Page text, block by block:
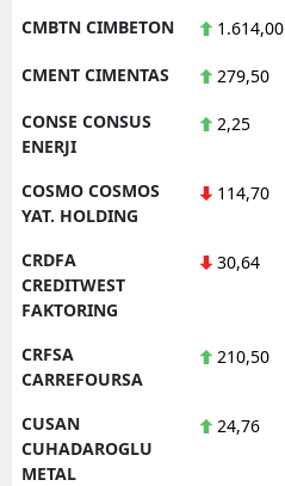
CMBTN CIMBETON 1.614,00
CMENT CIMENTAS 279,50
CONSE CONSUS
ENERJI
2,25
COSMO COSMOS
YAT. HOLDING
114,70
CRDFA
CREDITWEST
FAKTORING
30,64
CRFSA
CARREFOURSA
210,50
CUSAN
CUHADAROGLU
METAL
24,76